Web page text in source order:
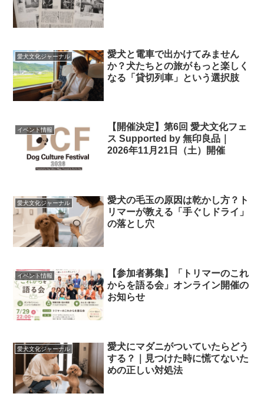
愛犬文化ジャーナル
愛犬と電車で出かけてみません
か？犬たちとの旅がもっと楽しく
なる「貸切列車」という選択肢
イベント情報
【開催決定】第6回 愛犬文化フェ
ス Supported by 無印良品｜
2026年11月21日（土）開催
愛犬文化ジャーナル
愛犬の毛玉の原因は乾かし方？ト
リマーが教える「手ぐしドライ」
の落とし穴
イベント情報
【参加者募集】「トリマーのこれ
からを語る会」オンライン開催の
お知らせ
愛犬文化ジャーナル
愛犬にマダニがついていたらどう
する？｜見つけた時に慌てないた
めの正しい対処法